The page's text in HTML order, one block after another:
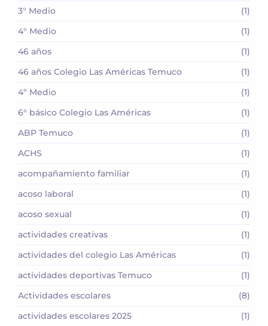
3° Medio
(1)
4° Medio
(1)
46 años
(1)
46 años Colegio Las Américas Temuco
(1)
4º Medio
(1)
6° básico Colegio Las Américas
(1)
ABP Temuco
(1)
ACHS
(1)
acompañamiento familiar
(1)
acoso laboral
(1)
acoso sexual
(1)
actividades creativas
(1)
actividades del colegio Las Américas
(1)
actividades deportivas Temuco
(1)
Actividades escolares
(8)
actividades escolares 2025
(1)